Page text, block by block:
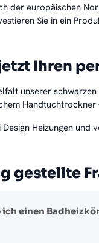
der europäischen
Sie in ein
Ihren
unserer
Handtuchtrockner
Heizungen und
gestellte
einen